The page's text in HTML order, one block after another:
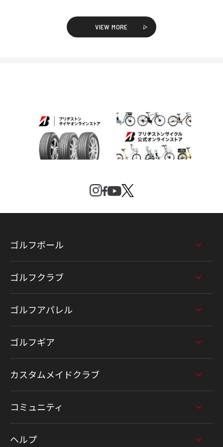
VIEW MORE
ゴルフボール
ゴルフクラブ
ゴルフアパレル
ゴルフギア
カスタムメイドクラブ
コミュニティ
ヘルプ